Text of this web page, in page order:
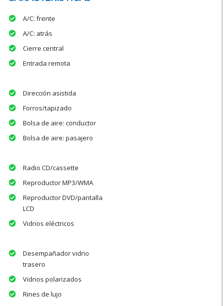
A/C: frente
A/C: atrás
Cierre central
Entrada remota
Dirección asistida
Forros/tapizado
Bolsa de aire: conductor
Bolsa de aire: pasajero
Radio CD/cassette
Reproductor MP3/WMA
Reproductor DVD/pantalla
LCD
Vidrios eléctricos
Desempañador vidrio
trasero
Vidrios polarizados
Rines de lujo